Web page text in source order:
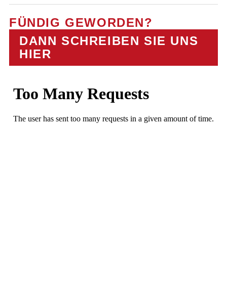
FÜNDIG GEWORDEN?
DANN SCHREIBEN SIE UNS
HIER